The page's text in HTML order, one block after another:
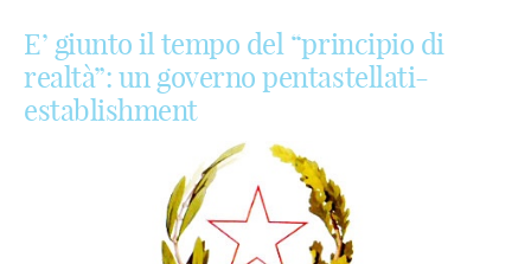
E’ giunto il tempo del “principio di
realtà”: un governo pentastellati-
establishment